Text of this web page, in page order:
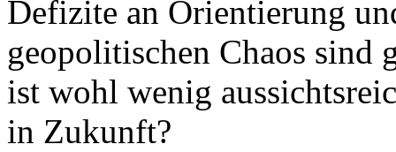
Defizite an Orientierung
geopolitischen Chaos sind
ist wohl wenig
in Zukunft?